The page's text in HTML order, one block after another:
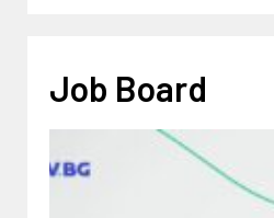
Job Board